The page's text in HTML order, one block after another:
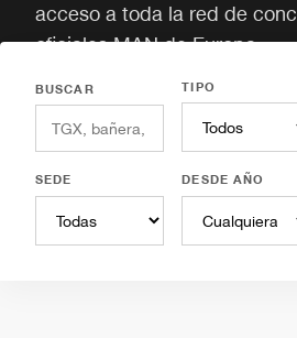
acceso a toda la red de
oficiales MAN de Europa.
BUSCAR TIPO
SEDE DESDE AÑO